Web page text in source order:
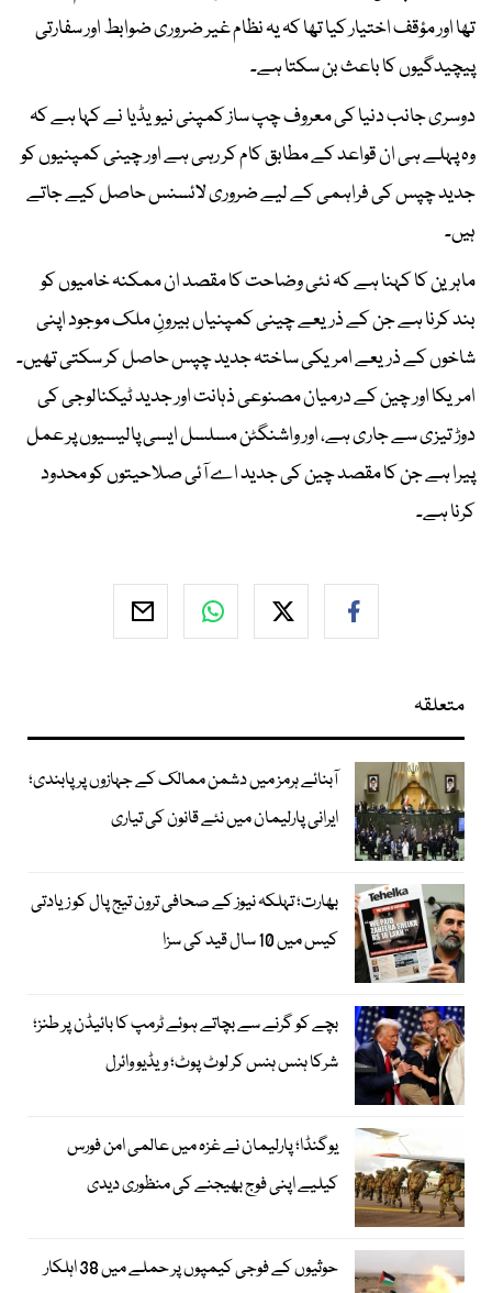
تھا اور مؤقف اختیار کیا تھا کہ یہ نظام غیر ضروری ضوابط اور سفارتی
پیچیدگیوں کا باعث بن سکتا ہے۔
دوسری جانب دنیا کی معروف چپ ساز کمپنی نیویڈیا نے کہا ہے کہ
وہ پہلے ہی ان قواعد کے مطابق کام کر رہی ہے اور چینی کمپنیوں کو
جدید چپس کی فراہمی کے لیے ضروری لائسنس حاصل کیے جاتے
ہیں۔
ماہرین کا کہنا ہے کہ نئی وضاحت کا مقصد ان ممکنہ خامیوں کو
بند کرنا ہے جن کے ذریعے چینی کمپنیاں بیرونِ ملک موجود اپنی
شاخوں کے ذریعے امریکی ساختہ جدید چپس حاصل کر سکتی تھیں۔
امریکا اور چین کے درمیان مصنوعی ذہانت اور جدید ٹیکنالوجی کی
دوڑ تیزی سے جاری ہے، اور واشنگٹن مسلسل ایسی پالیسیوں پر عمل
پیرا ہے جن کا مقصد چین کی جدید اے آئی صلاحیتوں کو محدود
کرنا ہے۔
متعلقہ
آبنائے ہرمز میں دشمن ممالک کے جہازوں پر پابندی؛
ایرانی پارلیمان میں نئے قانون کی تیاری
بھارت؛ تہلکہ نیوز کے صحافی ترون تیج پال کو زیادتی
کیس میں 10 سال قید کی سزا
بچے کو گرنے سے بچاتے ہوئے ٹرمپ کا بائیڈن پر طنز؛
شرکا ہنس ہنس کر لوٹ پوٹ؛ ویڈیو وائرل
یوگنڈا؛ پارلیمان نے غزہ میں عالمی امن فورس
کیلیے اپنی فوج بھیجنے کی منظوری دیدی
حوثیوں کے فوجی کیمپوں پر حملے میں 38 اہلکار